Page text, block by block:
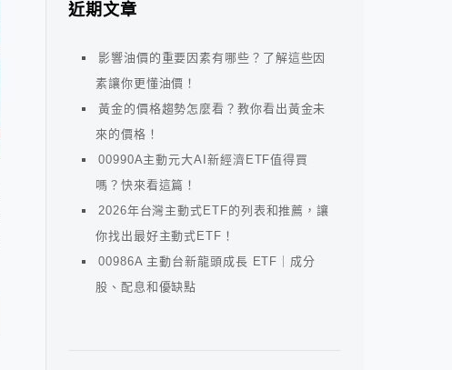
近期文章
影響油價的重要因素有哪些？了解這些因
素讓你更懂油價！
黃金的價格趨勢怎麼看？教你看出黃金未
來的價格！
00990A主動元大AI新經濟ETF值得買
嗎？快來看這篇！
2026年台灣主動式ETF的列表和推薦，讓
你找出最好主動式ETF！
00986A 主動台新龍頭成長 ETF｜成分
股、配息和優缺點